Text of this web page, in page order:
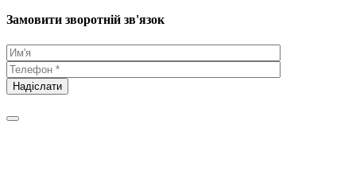
Замовити зворотній зв'язок